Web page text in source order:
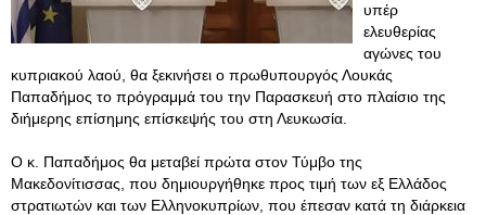
υπέρ
ελευθερίας
αγώνες του
κυπριακού λαού, θα ξεκινήσει ο πρωθυπουργός Λουκάς
Παπαδήμος το πρόγραμμά του την Παρασκευή στο πλαίσιο της
διήμερης επίσημης επίσκεψής του στη Λευκωσία.
Ο κ. Παπαδήμος θα μεταβεί πρώτα στον Τύμβο της
Μακεδονίτισσας, που δημιουργήθηκε προς τιμή των εξ Ελλάδος
στρατιωτών και των Ελληνοκυπρίων, που έπεσαν κατά τη διάρκεια